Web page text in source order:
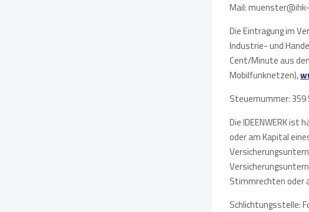
Mail:
Die Eintragung im
Industrie- und
Cent/Minute aus
Mobilfunknetzen),
Steuernummer: 359
Die IDEENWERK
oder am Kapital
Stimmrechten oder
Schlichtungsstelle: